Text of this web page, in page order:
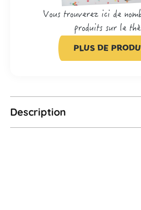
Vous trouverez ici de
produits sur le
PLUS DE
Description